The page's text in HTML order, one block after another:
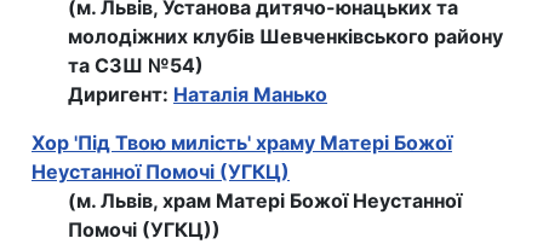
(м. Львів, Установа дитячо-юнацьких та
молодіжних клубів Шевченківського району
та СЗШ №54)
Диригент: Наталія Манько
Хор 'Під Твою милість' храму Матері Божої
Неустанної Помочі (УГКЦ)
(м. Львів, храм Матері Божої Неустанної
Помочі (УГКЦ))